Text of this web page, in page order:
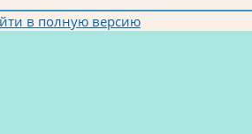
в полную версию